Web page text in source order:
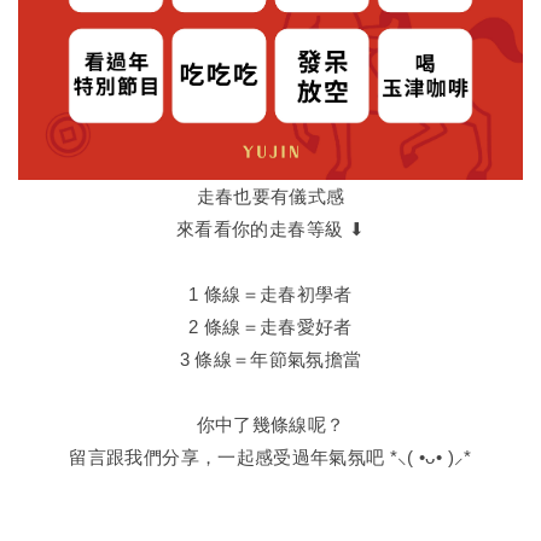
走春也要有儀式感
來看看你的走春等級 ⬇
1 條線＝走春初學者
2 條線＝走春愛好者
3 條線＝年節氣氛擔當
你中了幾條線呢？
留言跟我們分享，一起感受過年氣氛吧 *⸜( •ᴗ• )⸝*